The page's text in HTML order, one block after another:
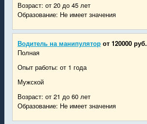
Возраст: от 20 до 45 лет
Образование: Не имеет значения
Водитель на манипулятор от 120000 руб.
Полная
Опыт работы: от 1 года
Мужской
Возраст: от 21 до 60 лет
Образование: Не имеет значения